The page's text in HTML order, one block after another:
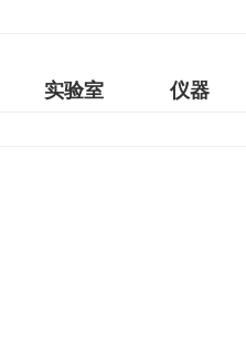
实验室 仪器